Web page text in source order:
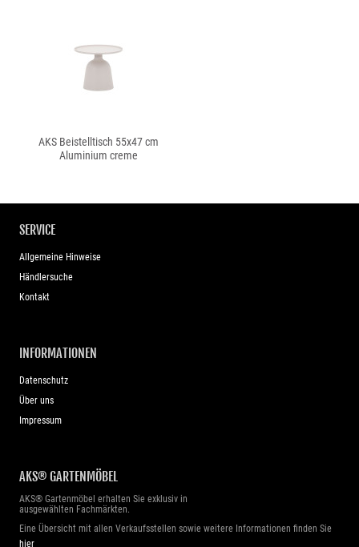
AKS Beistelltisch 55x47 cm
Aluminium creme
SERVICE
Allgemeine Hinweise
Händlersuche
Kontakt
INFORMATIONEN
Datenschutz
Über uns
Impressum
AKS® GARTENMÖBEL
AKS® Gartenmöbel erhalten Sie exklusiv in
ausgewählten Fachmärkten.
Eine Übersicht mit allen Verkaufsstellen sowie weitere Informationen finden Sie
hier